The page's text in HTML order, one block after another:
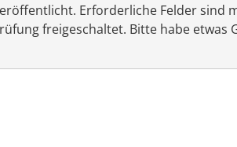
Erforderliche Felder sind
freigeschaltet. Bitte habe etwas